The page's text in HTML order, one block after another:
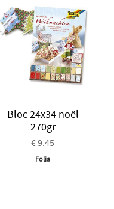
Bloc 24x34 noël
270gr
€ 9.45
Folia